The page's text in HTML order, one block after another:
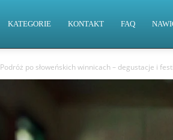
KATEGORIE KONTAKT FAQ
Podróż po słoweńskich winnicach – degustacje i